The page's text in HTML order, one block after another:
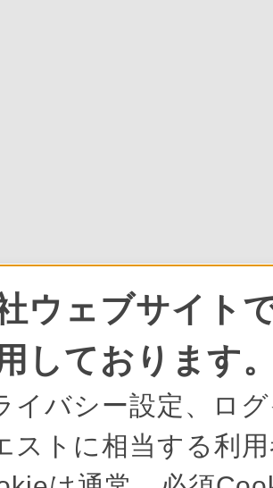
ウェブサイト
しております
イバシー設定、ロ
ストに相当する利